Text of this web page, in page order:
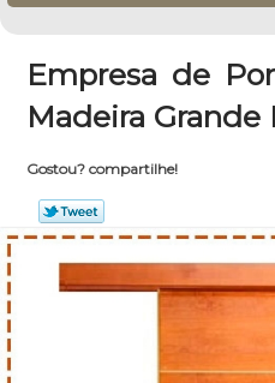
Empresa de
Madeira Grande
Gostou? compartilhe!